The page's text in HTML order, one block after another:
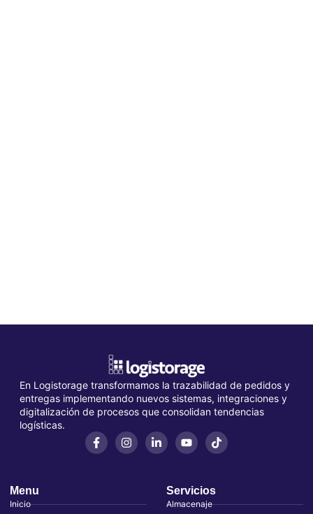
En Logistorage transformamos la trazabilidad de pedidos y
entregas implementando nuevos sistemas, integraciones y
digitalización de procesos que consolidan tendencias
logísticas.
Menu
Inicio
Servicios
Almacenaje